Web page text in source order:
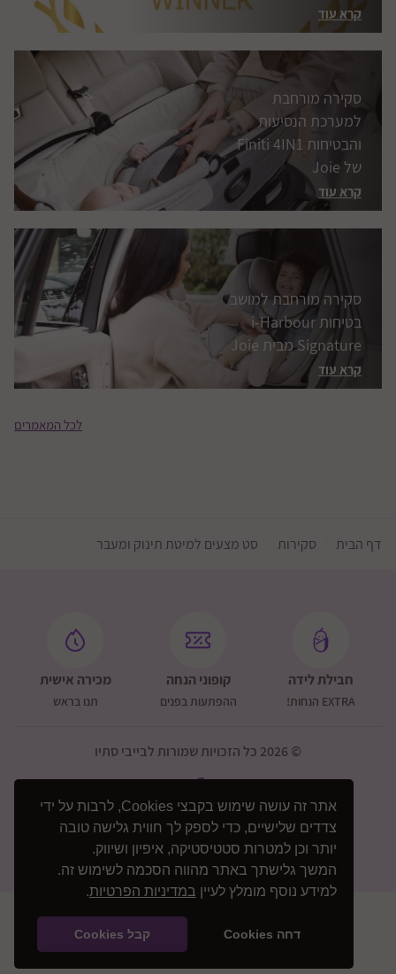
אתר זה עושה שימוש בקבצי Cookies, לרבות על ידי
צדדים שלישיים, כדי לספק לך חווית גלישה טובה
יותר וכן למטרות סטטיסטיקה, איפיון ושיווק.
המשך גלישתך באתר מהווה הסכמה לשימוש זה.
למידע נוסף מומלץ לעיין במדיניות הפרטיות.
דחה Cookies קבל Cookies
קרא עוד
סקירה מורחבת למושב
בטיחות i-Harbour
Signature מבית Joie
קרא עוד
הוראות לשהייה ברכב
זמן רעידת אדמה
קרא עוד
לכל המאמרים
דף הבית סקירות סט מצעים למיטת תינוק ומעבר
חבילת לידה
EXTRA הנחות!
קופוני הנחה
ההפתעות בפנים
מכירה אישית
תנו בראש
© 2026 כל הזכויות שמורות לבייבי סתיו